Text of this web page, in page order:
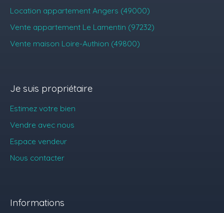
Location appartement Angers (49000)
Vente appartement Le Lamentin (97232)
Vente maison Loire-Authion (49800)
Je suis propriétaire
Estimez votre bien
Vendre avec nous
Espace vendeur
Nous contacter
Informations